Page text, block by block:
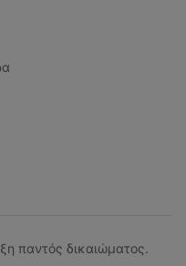
παντός δικαιώματος.